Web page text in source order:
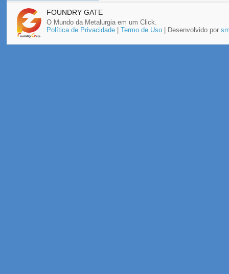
FOUNDRY GATE
O Mundo da Metalurgia em um Click.
Política de Privacidade| Termo de Uso| Desenvolvido por